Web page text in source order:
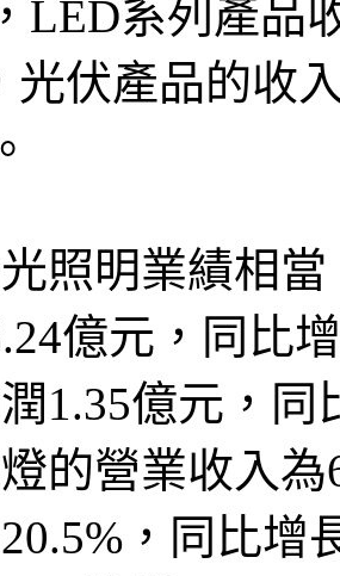
LED系列產品
光伏產品的收
照明業績相
億元，同比
1.35億元，同
的營業收入
，同比增